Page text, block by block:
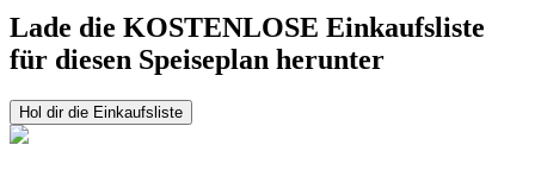
Lade die KOSTENLOSE Einkaufsliste
für diesen Speiseplan herunter
Hol dir die Einkaufsliste